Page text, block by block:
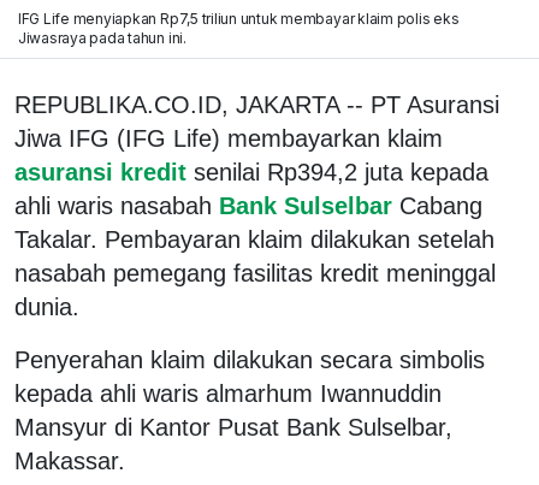
IFG Life menyiapkan Rp7,5 triliun untuk membayar klaim polis eks
Jiwasraya pada tahun ini.
REPUBLIKA.CO.ID, JAKARTA -- PT Asuransi
Jiwa IFG (IFG Life) membayarkan klaim
asuransi kredit senilai Rp394,2 juta kepada
ahli waris nasabah Bank Sulselbar Cabang
Takalar. Pembayaran klaim dilakukan setelah
nasabah pemegang fasilitas kredit meninggal
dunia.
Penyerahan klaim dilakukan secara simbolis
kepada ahli waris almarhum Iwannuddin
Mansyur di Kantor Pusat Bank Sulselbar,
Makassar.